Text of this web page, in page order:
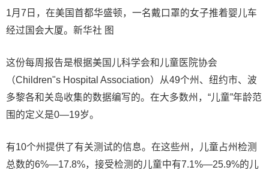
1月7日，在美国首都华盛顿，一名戴口罩的女子推着婴儿车
经过国会大厦。新华社 图
这份每周报告是根据美国儿科学会和儿童医院协会
（Children"s Hospital Association）从49个州、纽约市、波
多黎各和关岛收集的数据编写的。在大多数州，“儿童”年龄范
围的定义是0—19岁。
有10个州提供了有关测试的信息。在这些州，儿童占州检测
总数的6%—17.8%，接受检测的儿童中有7.1%—25.9%的儿